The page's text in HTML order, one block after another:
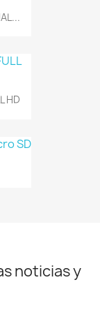
HD
noticias y